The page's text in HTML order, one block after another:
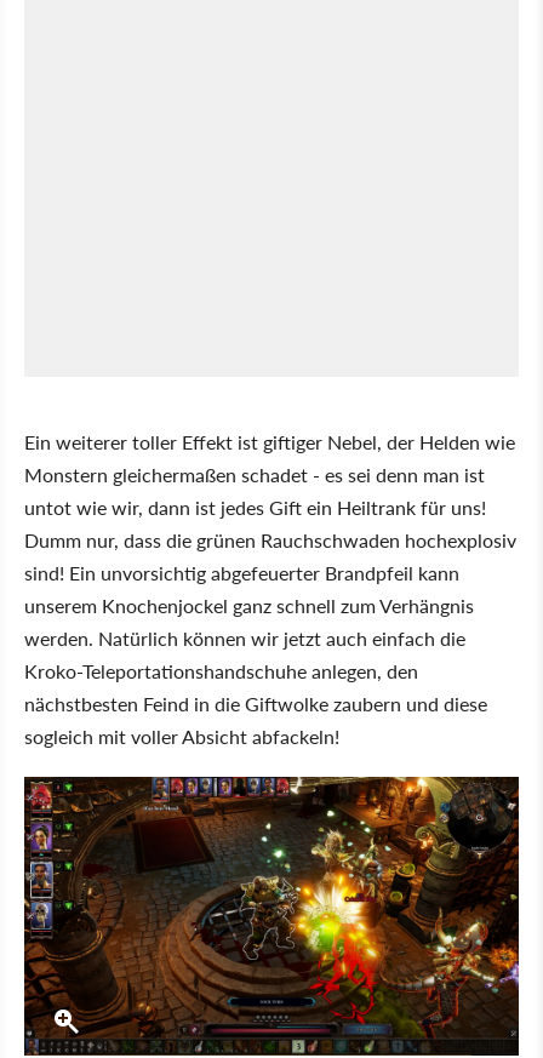
Ein weiterer toller Effekt ist giftiger Nebel, der Helden wie
Monstern gleichermaßen schadet - es sei denn man ist
untot wie wir, dann ist jedes Gift ein Heiltrank für uns!
Dumm nur, dass die grünen Rauchschwaden hochexplosiv
sind! Ein unvorsichtig abgefeuerter Brandpfeil kann
unserem Knochenjockel ganz schnell zum Verhängnis
werden. Natürlich können wir jetzt auch einfach die
Kroko-Teleportationshandschuhe anlegen, den
nächstbesten Feind in die Giftwolke zaubern und diese
sogleich mit voller Absicht abfackeln!